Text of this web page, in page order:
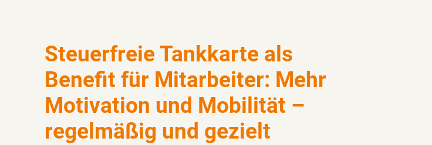
Steuerfreie Tankkarte als
Benefit für Mitarbeiter: Mehr
Motivation und Mobilität –
regelmäßig und gezielt